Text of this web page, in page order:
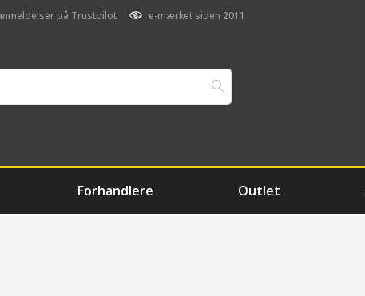
på Trustpilot e-mærket siden 2011
Forhandlere Outlet